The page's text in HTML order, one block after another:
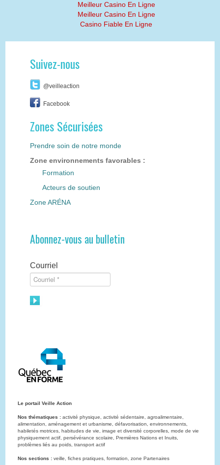
Meilleur Casino En Ligne
Meilleur Casino En Ligne
Casino Fiable En Ligne
Suivez-nous
@veilleaction
Facebook
Zones Sécurisées
Prendre soin de notre monde
Zone environnements favorables :
Formation
Acteurs de soutien
Zone ARÉNA
Abonnez-vous au bulletin
Courriel
Le portail Veille Action
Nos thématiques : activité physique, activité sédentaire, agroalimentaire,
alimentation, aménagement et urbanisme, défavorisation, environnements,
habiletés motrices, habitudes de vie, image et diversité corporelles, mode de vie
physiquement actif, persévérance scolaire, Premières Nations et Inuits,
problèmes liés au poids, transport actif
Nos sections : veille, fiches pratiques, formation, zone Partenaires